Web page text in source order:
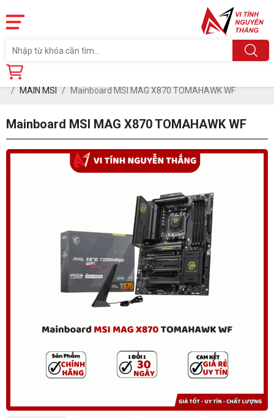
Trang chủ
MAIN MSI
Mainboard MSI MAG X870 TOMAHAWK WF
Mainboard MSI MAG X870 TOMAHAWK WF